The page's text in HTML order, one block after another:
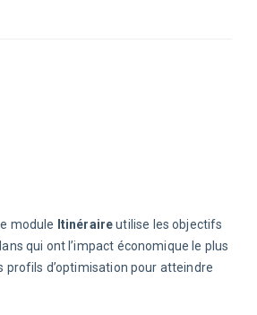
module Itinéraire utilise les objectifs
qui ont l’impact économique le plus
d’optimisation pour atteindre